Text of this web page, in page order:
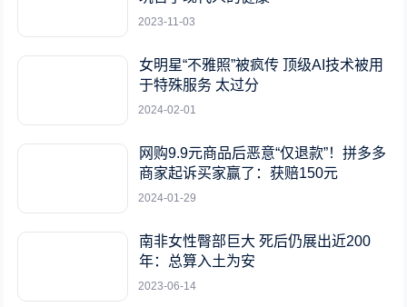
2023-11-03
女明星“不雅照”被疯传 顶级AI技术被用
于特殊服务 太过分
2024-02-01
网购9.9元商品后恶意“仅退款”！拼多多
商家起诉买家赢了：获赔150元
2024-01-29
南非女性臀部巨大 死后仍展出近200
年：总算入土为安
2023-06-14